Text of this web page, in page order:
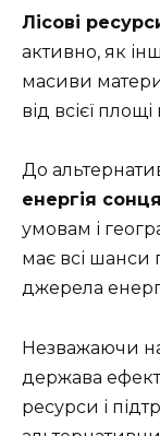
Лісові
активно, як
масиви
від всієї площі
До
енергія сонця
умовам і
має всі шанси
джерела
Незважаючи
держава
ресурси і